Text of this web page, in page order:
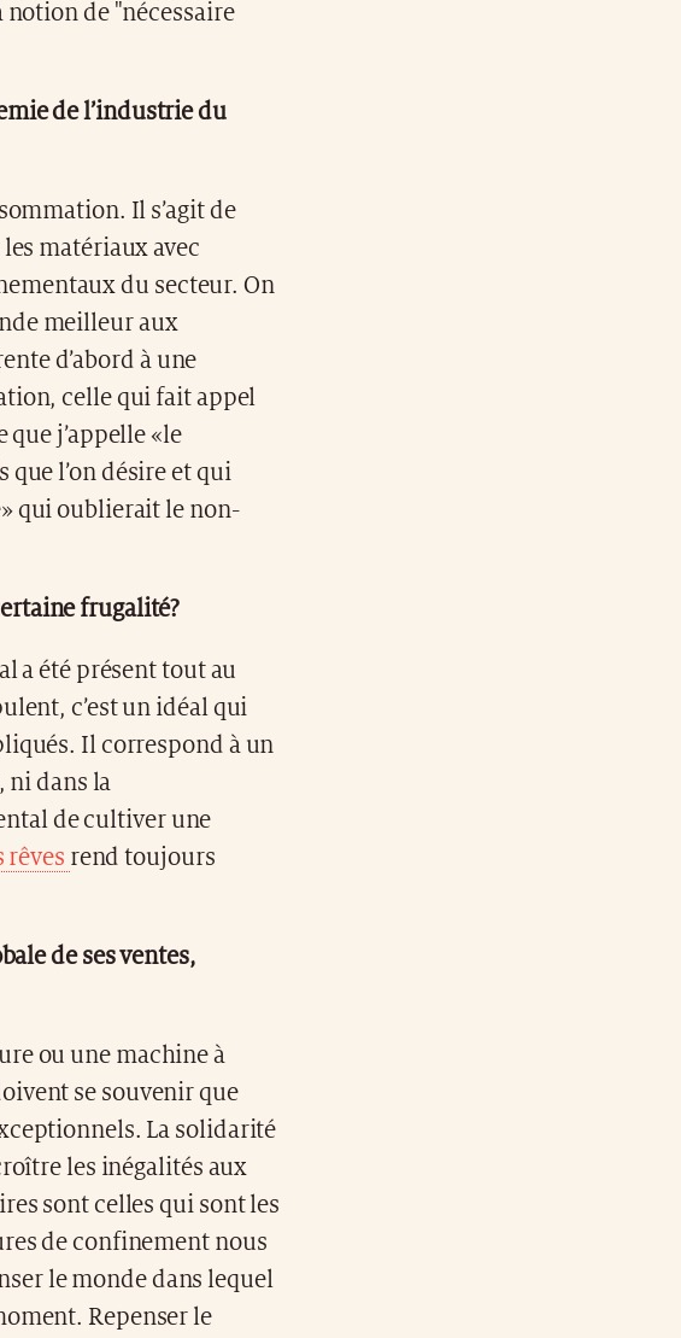
notion de "nécessaire
de l’industrie du
Il s’agit de
matériaux avec
du secteur. On
meilleur aux
d’abord à une
celle qui fait appel
j’appelle «le
que l’on désire et qui
qui oublierait le non-
frugalité?
a été présent tout au
c’est un idéal qui
Il correspond à un
ni dans la
de cultiver une
rêves rend toujours
de ses ventes,
ou une machine à
se souvenir que
La solidarité
les inégalités aux
sont celles qui sont les
de confinement nous
le monde dans lequel
Repenser le